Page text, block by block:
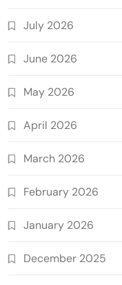
July 2026
June 2026
May 2026
April 2026
March 2026
February 2026
January 2026
December 2025